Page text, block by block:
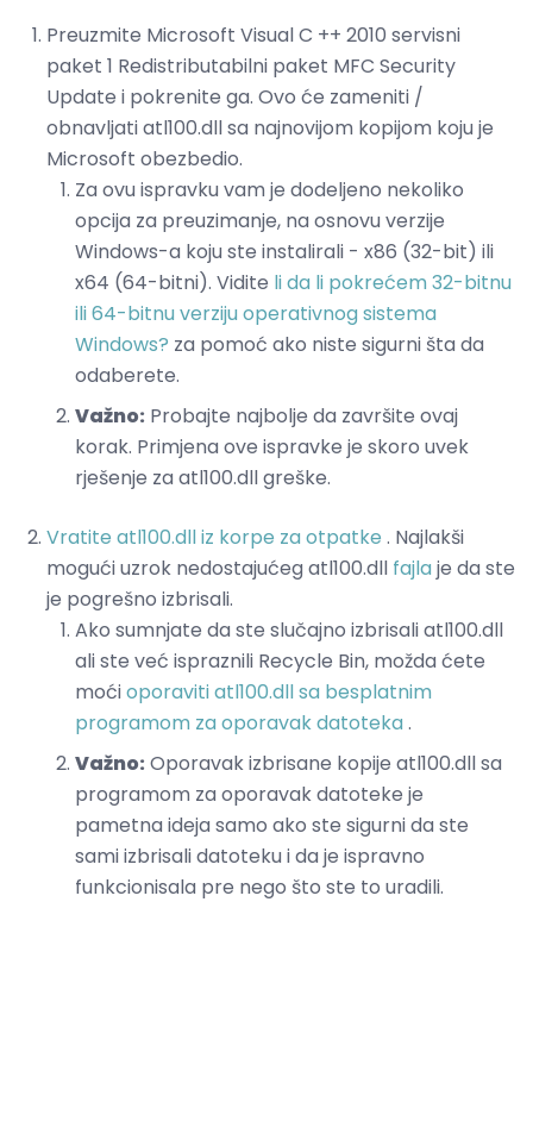
Preuzmite Microsoft Visual C ++ 2010 servisni
paket 1 Redistributabilni paket MFC Security
Update i pokrenite ga. Ovo će zameniti /
obnavljati atl100.dll sa najnovijom kopijom koju je
Microsoft obezbedio.
Za ovu ispravku vam je dodeljeno nekoliko
opcija za preuzimanje, na osnovu verzije
Windows-a koju ste instalirali - x86 (32-bit) ili
x64 (64-bitni). Vidite li da li pokrećem 32-bitnu
ili 64-bitnu verziju operativnog sistema
Windows? za pomoć ako niste sigurni šta da
odaberete.
Važno: Probajte najbolje da završite ovaj
korak. Primjena ove ispravke je skoro uvek
rješenje za atl100.dll greške.
Vratite atl100.dll iz korpe za otpatke . Najlakši
mogući uzrok nedostajućeg atl100.dll fajlaje da ste
je pogrešno izbrisali.
Ako sumnjate da ste slučajno izbrisali atl100.dll
ali ste već ispraznili Recycle Bin, možda ćete
moćioporaviti atl100.dll sa besplatnim
programom za oporavak datoteka.
Važno: Oporavak izbrisane kopije atl100.dll sa
programom za oporavak datoteke je
pametna ideja samo ako ste sigurni da ste
sami izbrisali datoteku i da je ispravno
funkcionisala pre nego što ste to uradili.